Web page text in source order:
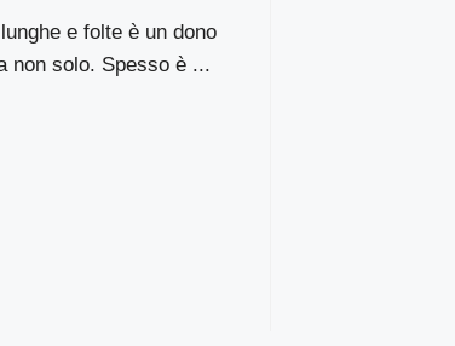
e folte è un dono
non solo. Spesso è ...